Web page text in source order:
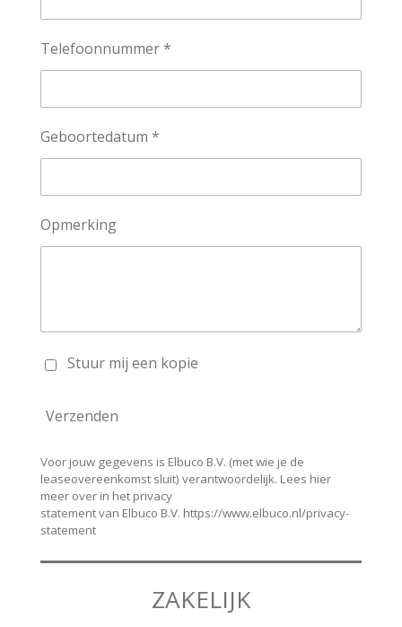
Telefoonnummer *
Geboortedatum *
Opmerking
Stuur mij een kopie
Verzenden
Voor jouw gegevens is Elbuco B.V. (met wie je de
leaseovereenkomst sluit) verantwoordelijk. Lees hier
meer over in het privacy
statement van Elbuco B.V. https://www.elbuco.nl/privacy-
statement
ZAKELIJK